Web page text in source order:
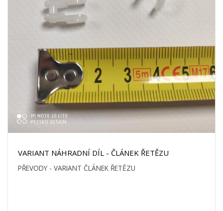
VARIANT NÁHRADNÍ DÍL - ČLÁNEK ŘETĚZU
PŘEVODY - VARIANT ČLÁNEK ŘETĚZU